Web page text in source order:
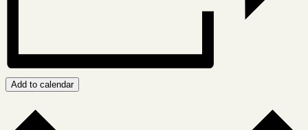
Add to calendar